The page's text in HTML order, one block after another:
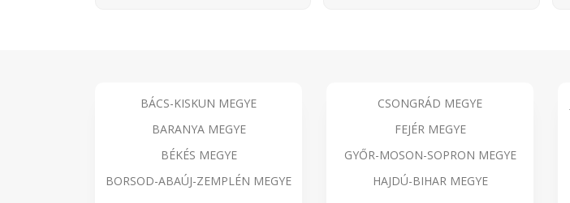
BÁCS-KISKUN MEGYE
BARANYA MEGYE
BÉKÉS MEGYE
BORSOD-ABAÚJ-ZEMPLÉN MEGYE
CSONGRÁD MEGYE
FEJÉR MEGYE
GYŐR-MOSON-SOPRON MEGYE
HAJDÚ-BIHAR MEGYE